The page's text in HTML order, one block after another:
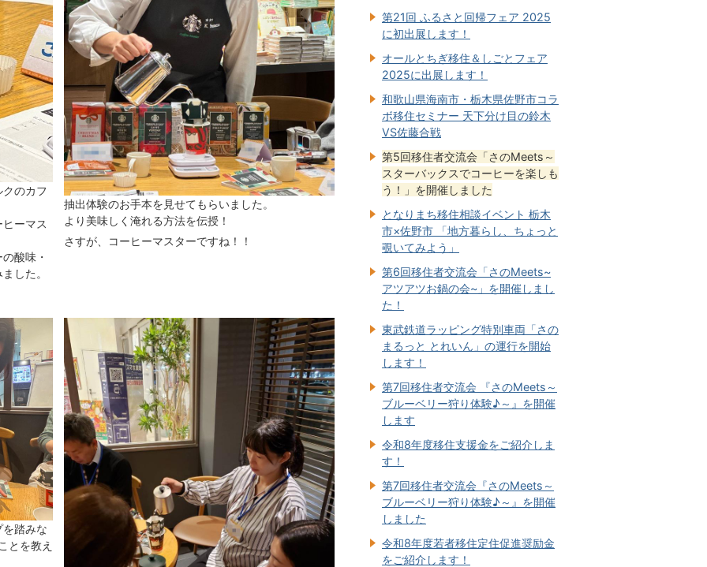
のカフ
ーマス
酸味・
した。
抽出体験のお手本を見せてもらいました。
より美味しく淹れる方法を伝授！
さすが、コーヒーマスターですね！！
踏みな
とを教え
第21回 ふるさと回帰フェア 2025
に初出展します！
オールとちぎ移住＆しごとフェア
2025に出展します！
和歌山県海南市・栃木県佐野市コラ
ボ移住セミナー 天下分け目の鈴木
VS佐藤合戦
第5回移住者交流会「さのMeets～
スターバックスでコーヒーを楽しも
う！」を開催しました
となりまち移住相談イベント 栃木
市×佐野市 「地方暮らし、ちょっと
覗いてみよう」
第6回移住者交流会「さのMeets~
アツアツお鍋の会~」を開催しまし
た！
東武鉄道ラッピング特別車両「さの
まるっと とれいん」の運行を開始
します！
第7回移住者交流会 『さのMeets～
ブルーベリー狩り体験♪～』を開催
します
令和8年度移住支援金をご紹介しま
す！
第7回移住者交流会『さのMeets～
ブルーベリー狩り体験♪～』を開催
しました
令和8年度若者移住定住促進奨励金
をご紹介します！